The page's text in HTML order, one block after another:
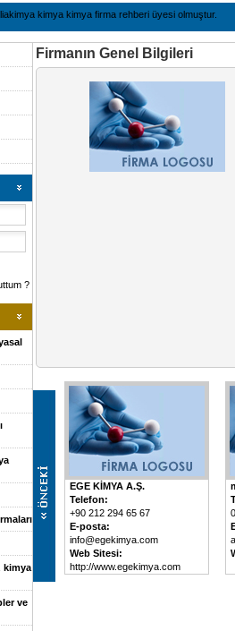
kimya kimya firma rehberi üyesi olmuştur.
?
kimya
ve
Firmanın Genel Bilgileri
EGE KİMYA A.Ş.
Telefon:
+90 212 294 65 67
E-posta:
info@egekimya.com
Web Sitesi:
http://www.egekimya.com